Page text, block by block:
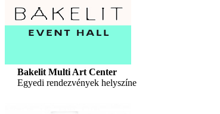
Bakelit Multi Art Center
Egyedi rendezvények helyszíne